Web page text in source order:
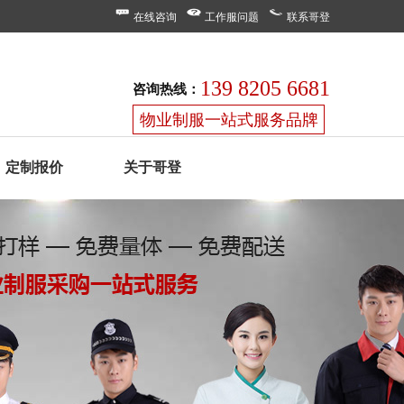
在线咨询 工作服问题 联系哥登
咨询热线： 139 8205 6681
物业制服一站式服务品牌
定制报价 关于哥登